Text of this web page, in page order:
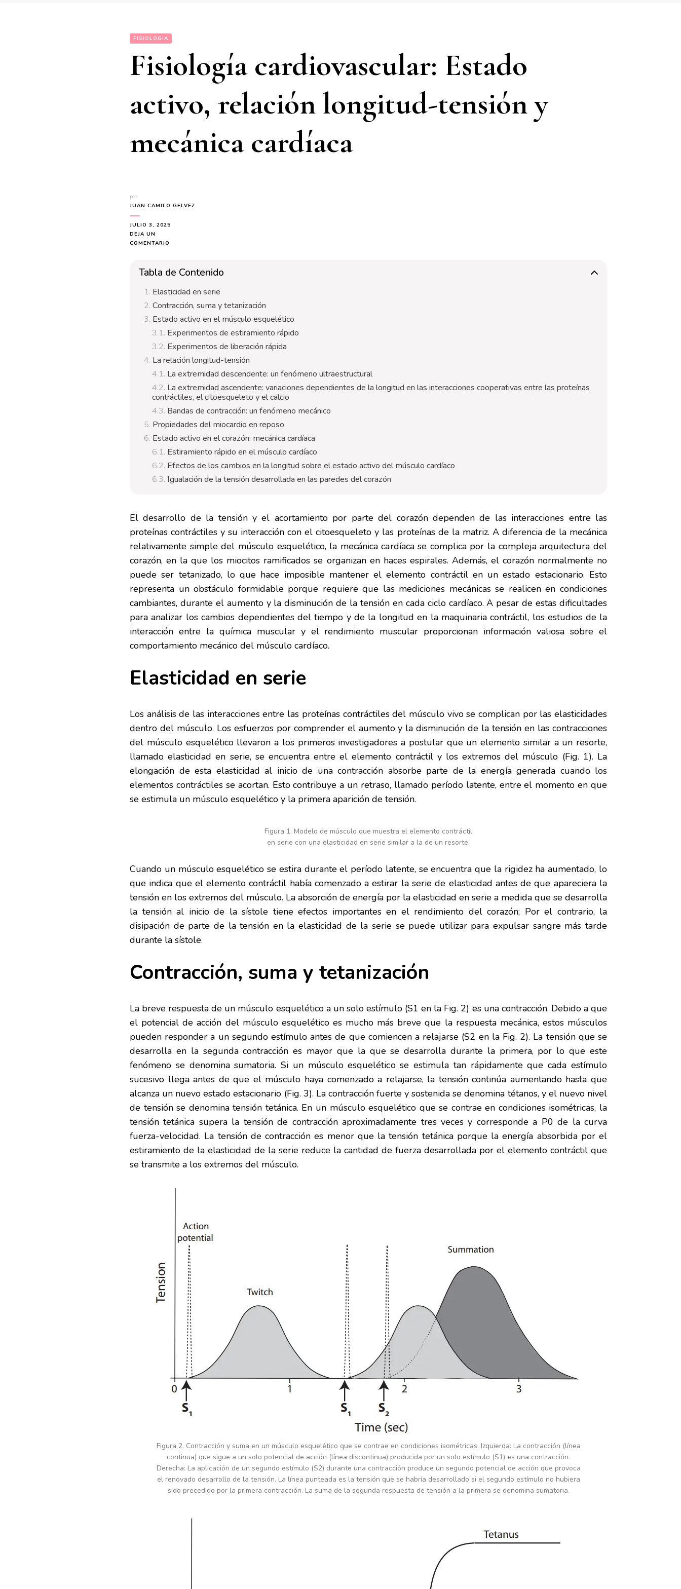
FISIOLOGIA
Fisiología cardiovascular: Estado
activo, relación longitud-tensión y
mecánica cardíaca
por
JUAN CAMILO GELVEZ
JULIO 3, 2025
DEJA UN
COMENTARIO
ESTADO
RELACIÓN
TENSIÓN
Y
CARDÍACA
Tabla de Contenido
Elasticidad en serie
Contracción, suma y tetanización
Estado activo en el músculo esquelético
Experimentos de estiramiento rápido
Experimentos de liberación rápida
La relación longitud-tensión
La extremidad descendente: un fenómeno ultraestructural
La extremidad ascendente: variaciones dependientes de la longitud en las interacciones cooperativas entre las proteínas
contráctiles, el citoesqueleto y el calcio
Bandas de contracción: un fenómeno mecánico
Propiedades del miocardio en reposo
Estado activo en el corazón: mecánica cardíaca
Estiramiento rápido en el músculo cardíaco
Efectos de los cambios en la longitud sobre el estado activo del músculo cardíaco
Igualación de la tensión desarrollada en las paredes del corazón
El desarrollo de la tensión y el acortamiento por parte del corazón dependen de las interacciones entre las
proteínas contráctiles y su interacción con el citoesqueleto y las proteínas de la matriz. A diferencia de la mecánica
relativamente simple del músculo esquelético, la mecánica cardíaca se complica por la compleja arquitectura del
corazón, en la que los miocitos ramificados se organizan en haces espirales. Además, el corazón normalmente no
puede ser tetanizado, lo que hace imposible mantener el elemento contráctil en un estado estacionario. Esto
representa un obstáculo formidable porque requiere que las mediciones mecánicas se realicen en condiciones
cambiantes, durante el aumento y la disminución de la tensión en cada ciclo cardíaco. A pesar de estas dificultades
para analizar los cambios dependientes del tiempo y de la longitud en la maquinaria contráctil, los estudios de la
interacción entre la química muscular y el rendimiento muscular proporcionan información valiosa sobre el
comportamiento mecánico del músculo cardíaco.
Elasticidad en serie
Los análisis de las interacciones entre las proteínas contráctiles del músculo vivo se complican por las elasticidades
dentro del músculo. Los esfuerzos por comprender el aumento y la disminución de la tensión en las contracciones
del músculo esquelético llevaron a los primeros investigadores a postular que un elemento similar a un resorte,
llamado elasticidad en serie, se encuentra entre el elemento contráctil y los extremos del músculo (Fig. 1). La
elongación de esta elasticidad al inicio de una contracción absorbe parte de la energía generada cuando los
elementos contráctiles se acortan. Esto contribuye a un retraso, llamado período latente, entre el momento en que
se estimula un músculo esquelético y la primera aparición de tensión.
Figura 1. Modelo de músculo que muestra el elemento contráctil
en serie con una elasticidad en serie similar a la de un resorte.
Cuando un músculo esquelético se estira durante el período latente, se encuentra que la rigidez ha aumentado, lo
que indica que el elemento contráctil había comenzado a estirar la serie de elasticidad antes de que apareciera la
tensión en los extremos del músculo. La absorción de energía por la elasticidad en serie a medida que se desarrolla
la tensión al inicio de la sístole tiene efectos importantes en el rendimiento del corazón; Por el contrario, la
disipación de parte de la tensión en la elasticidad de la serie se puede utilizar para expulsar sangre más tarde
durante la sístole.
Contracción, suma y tetanización
La breve respuesta de un músculo esquelético a un solo estímulo (S1 en la Fig. 2) es una contracción. Debido a que
el potencial de acción del músculo esquelético es mucho más breve que la respuesta mecánica, estos músculos
pueden responder a un segundo estímulo antes de que comiencen a relajarse (S2 en la Fig. 2). La tensión que se
desarrolla en la segunda contracción es mayor que la que se desarrolla durante la primera, por lo que este
fenómeno se denomina sumatoria. Si un músculo esquelético se estimula tan rápidamente que cada estímulo
sucesivo llega antes de que el músculo haya comenzado a relajarse, la tensión continúa aumentando hasta que
alcanza un nuevo estado estacionario (Fig. 3). La contracción fuerte y sostenida se denomina tétanos, y el nuevo nivel
de tensión se denomina tensión tetánica. En un músculo esquelético que se contrae en condiciones isométricas, la
tensión tetánica supera la tensión de contracción aproximadamente tres veces y corresponde a P0 de la curva
fuerza-velocidad. La tensión de contracción es menor que la tensión tetánica porque la energía absorbida por el
estiramiento de la elasticidad de la serie reduce la cantidad de fuerza desarrollada por el elemento contráctil que
se transmite a los extremos del músculo.
Figura 2. Contracción y suma en un músculo esquelético que se contrae en condiciones isométricas. Izquierda: La contracción (línea
continua) que sigue a un solo potencial de acción (línea discontinua) producida por un solo estímulo (S1) es una contracción.
Derecha: La aplicación de un segundo estímulo (S2) durante una contracción produce un segundo potencial de acción que provoca
el renovado desarrollo de la tensión. La línea punteada es la tensión que se habría desarrollado si el segundo estímulo no hubiera
sido precedido por la primera contracción. La suma de la segunda respuesta de tensión a la primera se denomina sumatoria.